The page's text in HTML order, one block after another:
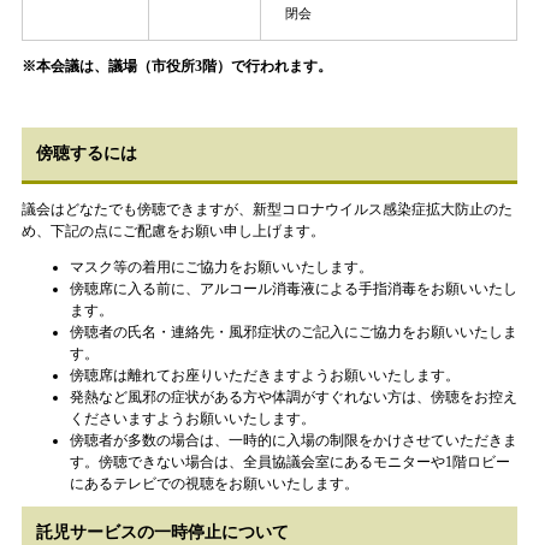
閉会
※本会議は、議場（市役所3階）で行われます。
傍聴するには
議会はどなたでも傍聴できますが、新型コロナウイルス感染症拡大防止のた
め、下記の点にご配慮をお願い申し上げます。
マスク等の着用にご協力をお願いいたします。
傍聴席に入る前に、アルコール消毒液による手指消毒をお願いいたし
ます。
傍聴者の氏名・連絡先・風邪症状のご記入にご協力をお願いいたしま
す。
傍聴席は離れてお座りいただきますようお願いいたします。
発熱など風邪の症状がある方や体調がすぐれない方は、傍聴をお控え
くださいますようお願いいたします。
傍聴者が多数の場合は、一時的に入場の制限をかけさせていただきま
す。傍聴できない場合は、全員協議会室にあるモニターや1階ロビー
にあるテレビでの視聴をお願いいたします。
託児サービスの一時停止について